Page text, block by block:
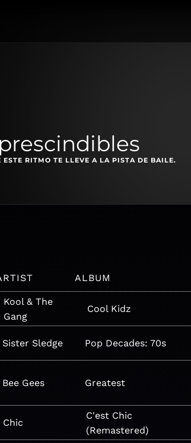
ESTE RITMO TE LLEVE A LA PISTA DE BAILE.
ALBUM
Kool & The
Gang
Cool Kidz
Sister Sledge Pop Decades: 70s
Bee Gees Greatest
Chic
C'est Chic
(Remastered)